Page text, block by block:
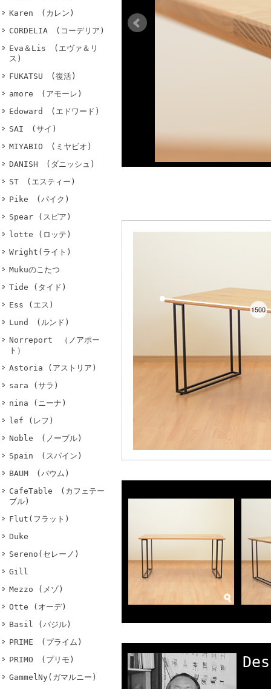
Karen (カレン)
CORDELIA (コーデリア)
Eva＆Lis (エヴァ＆リ
ス)
FUKATSU (復活)
amore (アモーレ)
Edoward (エドワード)
SAI (サイ)
MIYABIO (ミヤビオ)
DANISH (ダニッシュ)
ST (エスティー)
Pike (パイク)
Spear (スピア)
lotte (ロッテ)
Wright(ライト)
Mukuのこたつ
Tide (タイド)
Ess (エス)
Lund (ルンド)
Norreport （ノアポー
ト）
Astoria (アストリア)
sara (サラ)
nina (ニーナ)
lef (レフ)
Noble (ノーブル)
Spain (スパイン)
BAUM (バウム)
CafeTable (カフェテー
ブル)
Flut(フラット)
Duke
Sereno(セレーノ)
Gill
Mezzo (メゾ)
Otte (オーデ)
Basil (バジル)
PRIME (プライム)
PRIMO (プリモ)
GammelNy(ガマルニー)